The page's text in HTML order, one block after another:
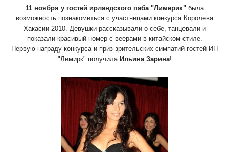
11 ноября у гостей ирландского паба "Лимерик"была
возможность познакомиться с участницами конкурса Королева
Хакасии 2010. Девушки рассказывали о себе, танцевали и
показали красивый номер с веерами в китайском стиле.
Первую награду конкурса и приз зрительских симпатий гостей ИП
"Лимирк" получила Ильина Зарина!